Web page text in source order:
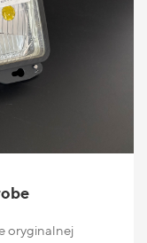
oryginalnej